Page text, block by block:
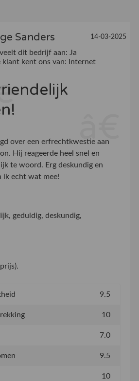
Sanders 14-03-2025
dit bedrijf aan: Ja
klant kent ons van:
Internet
over een erfrechtkwestie aan
Hij reageerde heel snel en
te woord. Erg deskundig en
ik echt wat mee!
geduldig, deskundig,
9.5
10
7.0
9.5
10